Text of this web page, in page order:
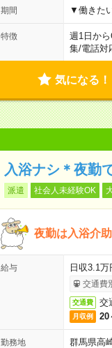
期間 ▼働きた
特徴 週1日から
集/電話対
気になる！
入浴ナシ＊夜勤
派遣 社会人未経験OK
夜勤は入浴介
給与 日収3.1
交通費
交通費 交
月収例 20
勤務地
群馬県高